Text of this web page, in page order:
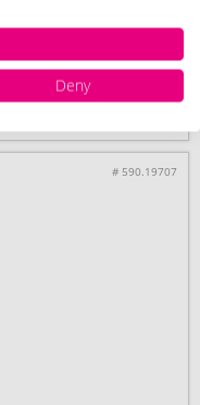
€ 13,27
20. augustus
# 590.19707
Deny